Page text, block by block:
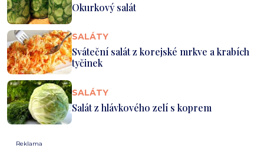
Okurkový salát
SALÁTY
Sváteční salát z korejské mrkve a krabích
tyčinek
SALÁTY
Salát z hlávkového zelí s koprem
Reklama